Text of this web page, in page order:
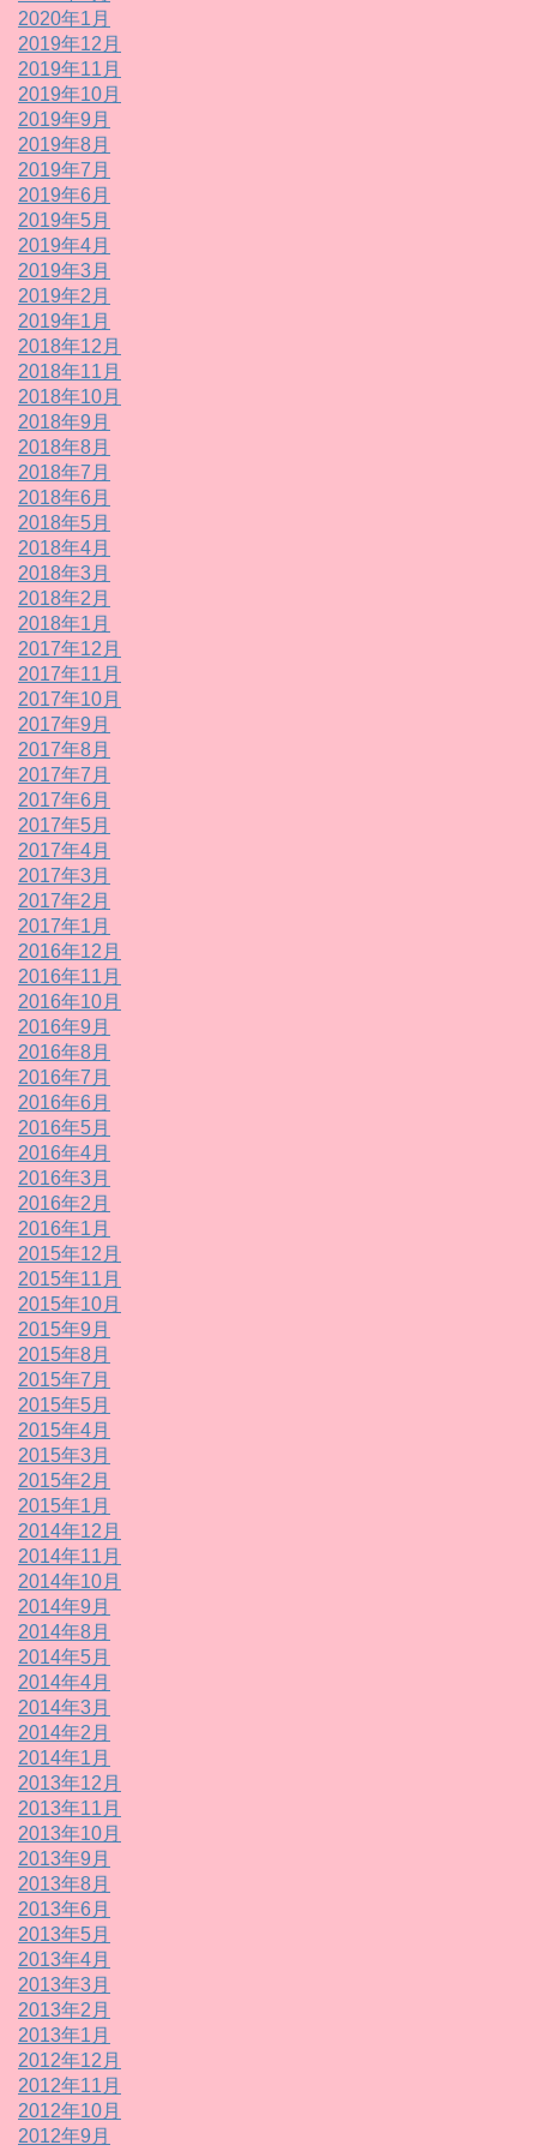
2020年1月
2019年12月
2019年11月
2019年10月
2019年9月
2019年8月
2019年7月
2019年6月
2019年5月
2019年4月
2019年3月
2019年2月
2019年1月
2018年12月
2018年11月
2018年10月
2018年9月
2018年8月
2018年7月
2018年6月
2018年5月
2018年4月
2018年3月
2018年2月
2018年1月
2017年12月
2017年11月
2017年10月
2017年9月
2017年8月
2017年7月
2017年6月
2017年5月
2017年4月
2017年3月
2017年2月
2017年1月
2016年12月
2016年11月
2016年10月
2016年9月
2016年8月
2016年7月
2016年6月
2016年5月
2016年4月
2016年3月
2016年2月
2016年1月
2015年12月
2015年11月
2015年10月
2015年9月
2015年8月
2015年7月
2015年5月
2015年4月
2015年3月
2015年2月
2015年1月
2014年12月
2014年11月
2014年10月
2014年9月
2014年8月
2014年5月
2014年4月
2014年3月
2014年2月
2014年1月
2013年12月
2013年11月
2013年10月
2013年9月
2013年8月
2013年6月
2013年5月
2013年4月
2013年3月
2013年2月
2013年1月
2012年12月
2012年11月
2012年10月
2012年9月